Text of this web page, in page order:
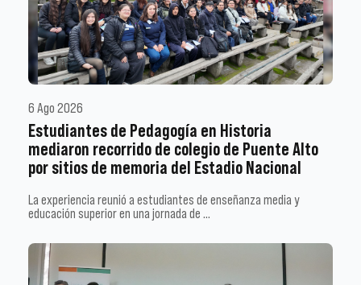
6 Ago 2026
Estudiantes de Pedagogía en Historia
mediaron recorrido de colegio de Puente Alto
por sitios de memoria del Estadio Nacional
La experiencia reunió a estudiantes de enseñanza media y
educación superior en una jornada de …